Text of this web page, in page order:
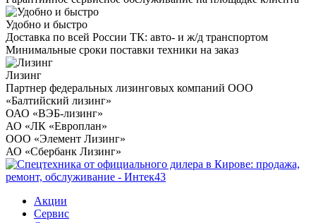
Удобно и быстро
Доставка по всей России ТК: авто- и ж/д транспортом
Минимальные сроки поставки техники на заказ
Лизинг
Партнер федеральных лизинговых компаний ООО
«Балтийский лизинг»
ОАО «ВЭБ-лизинг»
АО «ЛК «Европлан»
ООО «Элемент Лизинг»
АО «Сбербанк Лизинг»
Акции
Сервис